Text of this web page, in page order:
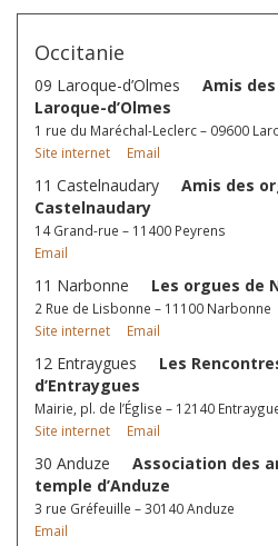
Occitanie
09 Laroque-d’Olmes Amis
Laroque-d’Olmes
1 rue du Maréchal-Leclerc – 09600
Site internet
Email
11 Castelnaudary Amis des
Castelnaudary
14 Grand-rue – 11400 Peyrens
Email
11 Narbonne Les orgues de
2 Rue de Lisbonne – 11100 Narbonne
Site internet
Email
12 Entraygues Les
d’Entraygues
Mairie, pl. de l’Église – 12140
Site internet
Email
30 Anduze Association des
temple d’Anduze
3 rue Gréfeuille – 30140 Anduze
Email